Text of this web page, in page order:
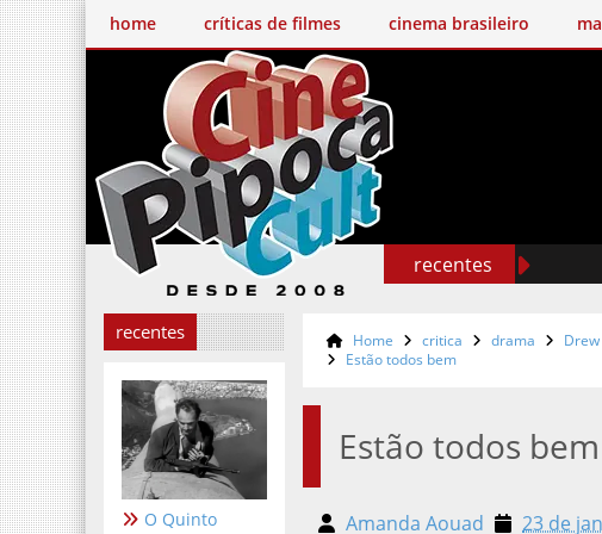
home críticas de filmes cinema brasileiro
recentes
recentes
O Quinto
Home critica drama
Estão todos bem
Estão todos bem
Amanda Aouad 23 de